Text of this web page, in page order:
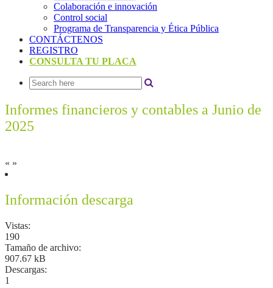
Colaboración e innovación
Control social
Programa de Transparencia y Ética Pública
CONTÁCTENOS
REGISTRO
CONSULTA TU PLACA
Informes financieros y contables a Junio de
2025
« »
Información descarga
Vistas:
190
Tamaño de archivo:
907.67 kB
Descargas:
1